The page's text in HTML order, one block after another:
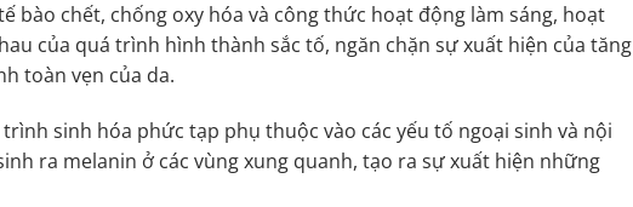
bào chết, chống oxy hóa và công thức hoạt động làm sáng, hoạt
của quá trình hình thành sắc tố, ngăn chặn sự xuất hiện của tăng
toàn vẹn của da.
sinh hóa phức tạp phụ thuộc vào các yếu tố ngoại sinh và nội
ra melanin ở các vùng xung quanh, tạo ra sự xuất hiện những